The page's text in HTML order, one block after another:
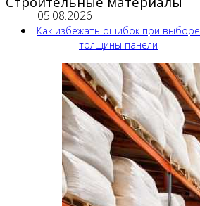
05.08.2026
Как избежать ошибок при выборе
толщины панели